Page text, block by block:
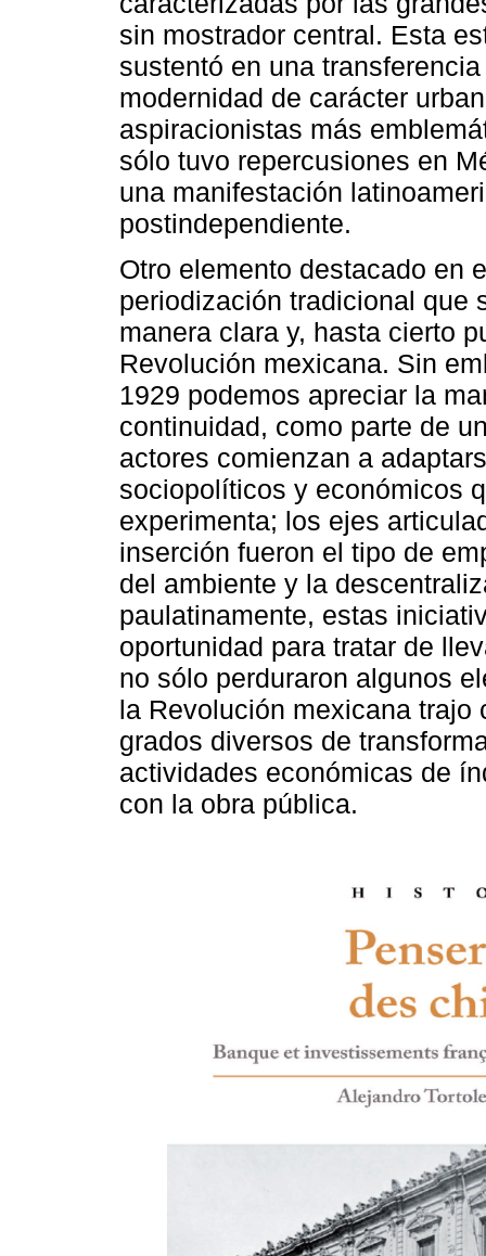
sin mostrador central. Esta
sustentó en una
modernidad de carácter
aspiracionistas más
sólo tuvo repercusiones en
una manifestación
postindependiente.
Otro elemento destacado en
periodización tradicional que
manera clara y, hasta cierto
Revolución mexicana. Sin
1929 podemos apreciar la
continuidad, como parte de
actores comienzan a
sociopolíticos y económicos
experimenta; los ejes
inserción fueron el tipo de
del ambiente y la
paulatinamente, estas
oportunidad para tratar de
no sólo perduraron algunos
la Revolución mexicana trajo
grados diversos de
actividades económicas de
con la obra pública.